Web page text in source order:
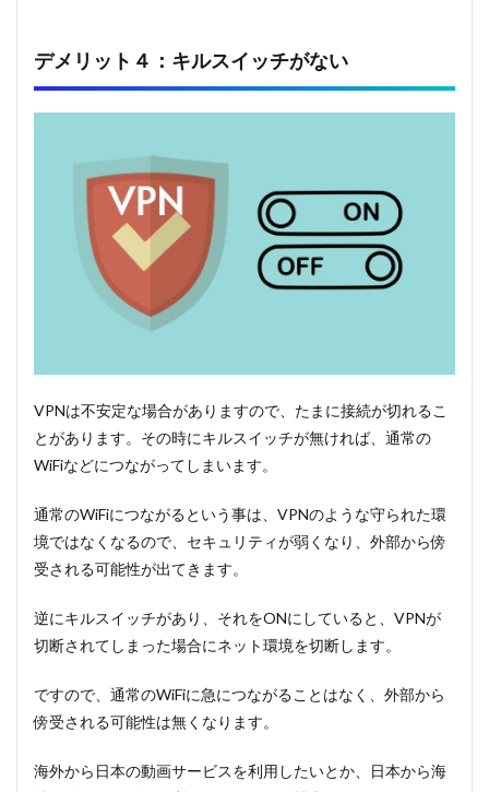
デメリット４：キルスイッチがない
VPNは不安定な場合がありますので、たまに接続が切れるこ
とがあります。その時にキルスイッチが無ければ、通常の
WiFiなどにつながってしまいます。
通常のWiFiにつながるという事は、VPNのような守られた環
境ではなくなるので、セキュリティが弱くなり、外部から傍
受される可能性が出てきます。
逆にキルスイッチがあり、それをONにしていると、VPNが
切断されてしまった場合にネット環境を切断します。
ですので、通常のWiFiに急につながることはなく、外部から
傍受される可能性は無くなります。
海外から日本の動画サービスを利用したいとか、日本から海